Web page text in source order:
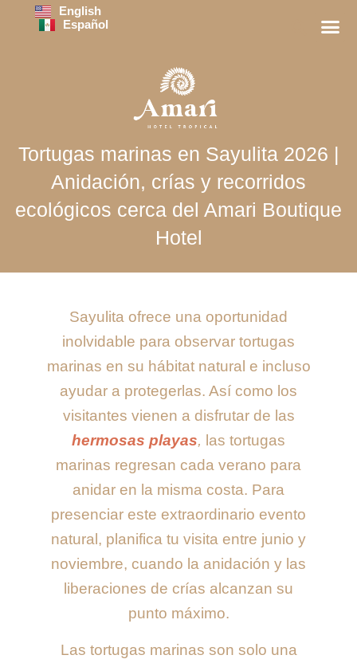
English
Español
Tortugas marinas en Sayulita 2026 |
Anidación, crías y recorridos
ecológicos cerca del Amari Boutique
Hotel
Sayulita ofrece una oportunidad
inolvidable para observar tortugas
marinas en su hábitat natural e incluso
ayudar a protegerlas. Así como los
visitantes vienen a disfrutar de las
hermosas playas, las tortugas
marinas regresan cada verano para
anidar en la misma costa. Para
presenciar este extraordinario evento
natural, planifica tu visita entre junio y
noviembre, cuando la anidación y las
liberaciones de crías alcanzan su
punto máximo.
Las tortugas marinas son solo una